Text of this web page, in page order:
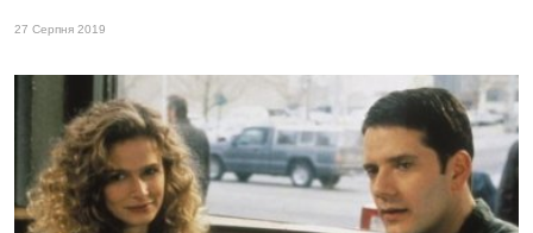
27 Серпня 2019